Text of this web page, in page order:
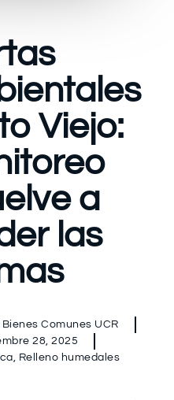
Viejo:
a
las
Comunes UCR
28, 2025
, Relleno humedales